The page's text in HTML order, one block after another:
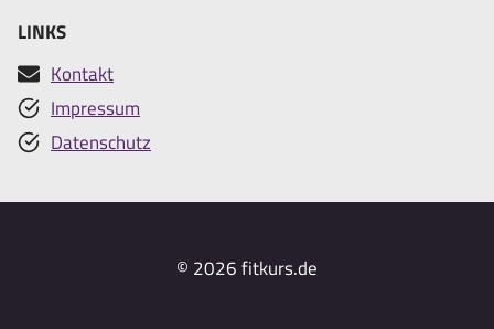
LINKS
Kontakt
Impressum
Datenschutz
© 2026 fitkurs.de